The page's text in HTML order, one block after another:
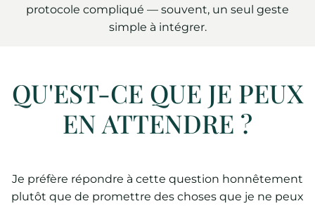
protocole compliqué — souvent, un seul geste
simple à intégrer.
QU'EST-CE QUE JE PEUX
EN ATTENDRE ?
Je préfère répondre à cette question honnêtement
plutôt que de promettre des choses que je ne peux